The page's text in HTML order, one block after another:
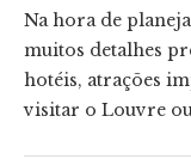
Na hora de
muitos detalhes
hotéis, atrações
visitar o Louvre